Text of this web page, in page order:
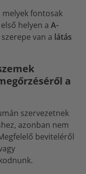
fontosak
helyen a A-
van a látás
a
szervezetnek
azonban nem
beviteléről